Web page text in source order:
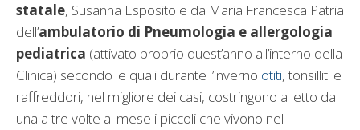
statale, Susanna Esposito e da Maria Francesca Patria
dell’ambulatorio di Pneumologia e allergologia
pediatrica (attivato proprio quest’anno all’interno della
Clinica) secondo le quali durante l’inverno otiti, tonsilliti e
raffreddori, nel migliore dei casi, costringono a letto da
una a tre volte al mese i piccoli che vivono nel